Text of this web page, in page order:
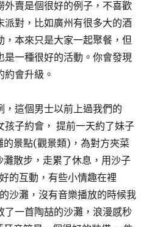
外賣是個很好的例子，不喜歡
派對，比如廣州有很多大的酒
，本來只是大家一起聚餐，但
是一種很好的活動。你會發現
會升級。
這個男士以前上過我們的
孩子約會， 提前一天約了妹子
景點(觀景類)，為對方夾菜
散步，走累了休息，用沙子
的互動，有些小情趣在裡
沙灘，沒有音樂播放的時候我
了一首陶喆的沙灘，浪漫感秒